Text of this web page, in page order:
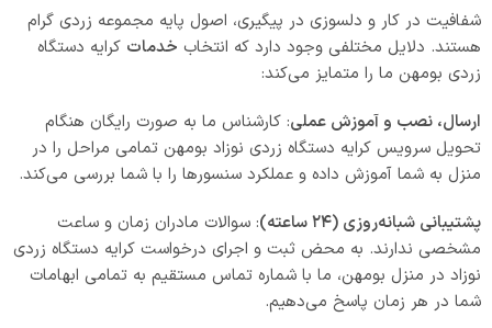
شفافیت در کار و دلسوزی در پیگیری، اصول پایه مجموعه زردی گرام
هستند. دلایل مختلفی وجود دارد که انتخاب خدمات کرایه دستگاه
زردی بومهن ما را متمایز می‌کند:
ارسال، نصب و آموزش عملی: کارشناس ما به صورت رایگان هنگام
تحویل سرویس کرایه دستگاه زردی نوزاد بومهن تمامی مراحل را در
منزل به شما آموزش داده و عملکرد سنسورها را با شما بررسی می‌کند.
پشتیبانی شبانه‌روزی (۲۴ ساعته)
: سوالات مادران زمان و ساعت
مشخصی ندارند. به محض ثبت و اجرای درخواست کرایه دستگاه زردی
نوزاد در منزل بومهن، ما با شماره تماس مستقیم به تمامی ابهامات
شما در هر زمان پاسخ می‌دهیم.